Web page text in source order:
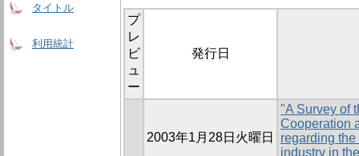
タイトル
利用統計
プ
レ
ビ
ュ
ー
発行日
2003年1月28日火曜日
"A Survey of
Cooperation
regarding
industry in